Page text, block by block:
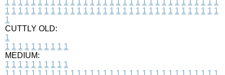
1 1 1 1 1 1 1 1 1 1 1 1 1 1 1 1 1 1 1 1 1 1 1 1 1 1 1 1 1 1 1 1 1
1
CUTTLY OLD:
1
1 1 1 1 1 1 1 1 1 1
MEDIUM:
1 1 1 1 1 1 1 1 1 1
1 1 1 1 1 1 1 1 1 1 1 1 1 1 1 1 1 1 1 1 1 1 1 1 1 1 1 1 1 1 1 1 1